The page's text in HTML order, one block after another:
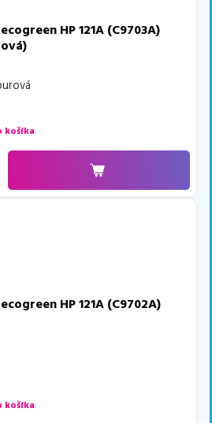
HP 121A (C9703A)
košíka
HP 121A (C9702A)
košíka